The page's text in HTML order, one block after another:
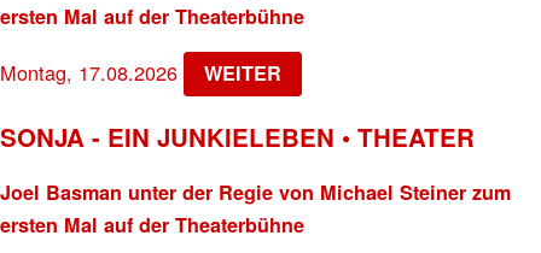
ersten Mal auf der Theaterbühne
Montag, 17.08.2026 WEITER
SONJA - EIN JUNKIELEBEN • THEATER
Joel Basman unter der Regie von Michael Steiner zum
ersten Mal auf der Theaterbühne